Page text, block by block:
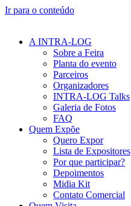
Ir para o conteúdo
A INTRA-LOG
Sobre a Feira
Planta do evento
Parceiros
Organizadores
INTRA-LOG Talks
Galeria de Fotos
FAQ
Quem Expõe
Quero Expor
Lista de Expositores
Por que participar?
Depoimentos
Midia Kit
Contato Comercial